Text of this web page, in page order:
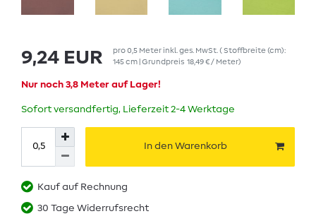
9,24 EUR pro0,5 Meterinkl. ges. MwSt. ( Stoffbreite (cm):
145 cm | Grundpreis 18,49 € / Meter)
Nur noch 3,8 Meter auf Lager!
Sofort versandfertig, Lieferzeit 2-4 Werktage
In den Warenkorb
Kauf auf Rechnung
30 Tage Widerrufsrecht